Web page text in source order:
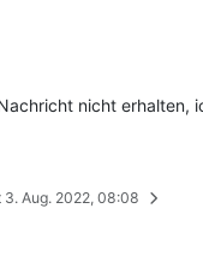
nicht erhalten,
3. Aug. 2022, 08:08